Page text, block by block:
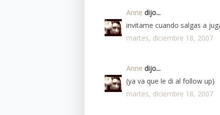
Anne dijo...
invitame cuando salgas a
martes, diciembre 18, 2007
Anne dijo...
(ya va que le di al follow up)
martes, diciembre 18, 2007